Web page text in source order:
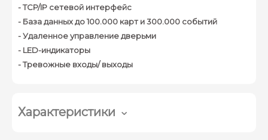
- TCP/IP сетевой интерфейс
- База данных до 100.000 карт и 300.000 событий
- Удаленное управление дверьми
- LED-индикаторы
- Тревожные входы/ выходы
Характеристики